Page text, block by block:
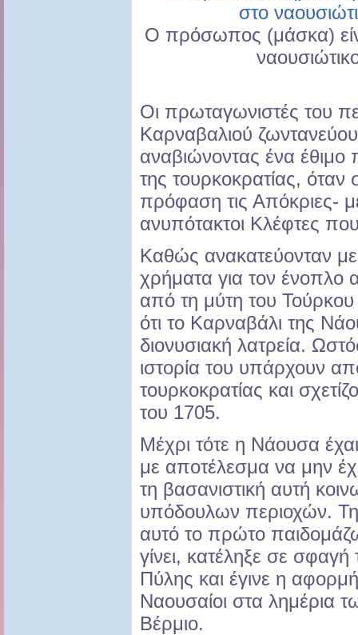
Ο πρόσωπος (μάσκα)
Οι πρωταγωνιστές του
Καρναβαλιού
αναβιώνοντας ένα έθιμο
της τουρκοκρατίας,
πρόφαση τις Απόκριες-
ανυπότακτοι Κλέφτες
Καθώς ανακατεύονταν
χρήματα για τον ένοπλο
από τη μύτη του
ότι το Καρναβάλι της
διονυσιακή λατρεία.
ιστορία του υπάρχουν
τουρκοκρατίας και
του 1705.
Μέχρι τότε η Νάουσα
με αποτέλεσμα να μην
τη βασανιστική αυτή
υπόδουλων περιοχών.
αυτό το πρώτο
γίνει, κατέληξε σε
Πύλης και έγινε η
Ναουσαίοι στα λημέρια
Βέρμιο.